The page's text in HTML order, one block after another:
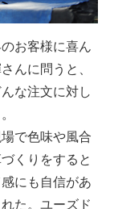
お客様に喜ん
んに問うと、
な注文に対し
で色味や風合
くりをすると
にも自信があ
た。ユーズド